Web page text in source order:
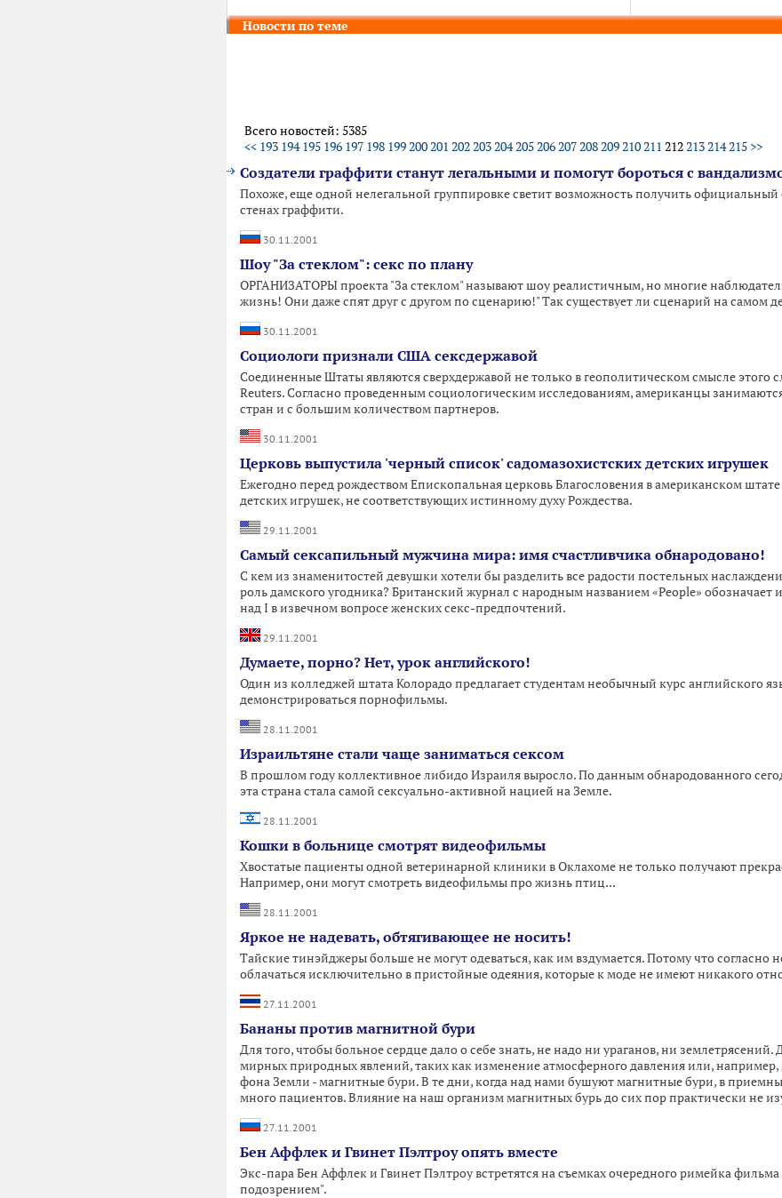
Новости по теме
Всего новостей: 5385
<< 193 194 195 196 197 198 199200201 202203204205206207208209210211 212213214215 >>
Создатели граффити станут легальными и помогут бороться с
Похоже, еще одной нелегальной группировке светит возможность получить официальный
стенах граффити.
30.11.2001
Шоу "За стеклом": секс по плану
ОРГАНИЗАТОРЫ проекта "За стеклом" называют шоу реалистичным, но многие
жизнь! Они даже спят друг с другом по сценарию!" Так существует ли сценарий на самом
30.11.2001
Социологи признали США сексдержавой
Соединенные Штаты являются сверхдержавой не только в геополитическом смысле этого
Reuters. Согласно проведенным социологическим исследованиям, американцы
стран и с большим количеством партнеров.
30.11.2001
Церковь выпустила 'черный список' садомазохистских детских игрушек
Ежегодно перед рождеством Епископальная церковь Благословения в американском
детских игрушек, не соответствующих истинному духу Рождества.
29.11.2001
Самый сексапильный мужчина мира: имя счастливчика обнародовано!
С кем из знаменитостей девушки хотели бы разделить все радости постельных
роль дамского угодника? Британский журнал с народным названием «People» обозначает
над I в извечном вопросе женских секс-предпочтений.
29.11.2001
Думаете, порно? Нет, урок английского!
Один из колледжей штата Колорадо предлагает студентам необычный курс английского
демонстрироваться порнофильмы.
28.11.2001
Израильтяне стали чаще заниматься сексом
В прошлом году коллективное либидо Израиля выросло. По данным обнародованного
эта страна стала самой сексуально-активной нацией на Земле.
28.11.2001
Кошки в больнице смотрят видеофильмы
Хвостатые пациенты одной ветеринарной клиники в Оклахоме не только получают
Например, они могут смотреть видеофильмы про жизнь птиц...
28.11.2001
Яркое не надевать, обтягивающее не носить!
Тайские тинэйджеры больше не могут одеваться, как им вздумается. Потому что согласно
облачаться исключительно в пристойные одеяния, которые к моде не имеют никакого
27.11.2001
Бананы против магнитной бури
Для того, чтобы больное сердце дало о себе знать, не надо ни ураганов, ни землетрясений.
мирных природных явлений, таких как изменение атмосферного давления или,
фона Земли - магнитные бури. В те дни, когда над нами бушуют магнитные бури, в
много пациентов. Влияние на наш организм магнитных бурь до сих пор практически не
27.11.2001
Бен Аффлек и Гвинет Пэлтроу опять вместе
Экс-пара Бен Аффлек и Гвинет Пэлтроу встретятся на съемках очередного римейка
подозрением".